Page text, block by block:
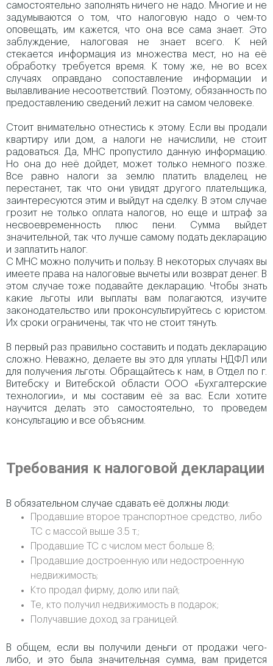
самостоятельно заполнять ничего не надо. Многие и не
задумываются о том, что налоговую надо о чем-то
оповещать, им кажется, что она все сама знает. Это
заблуждение, налоговая не знает всего. К ней
стекается информация из множества мест, но на её
обработку требуется время. К тому же, не во всех
случаях оправдано сопоставление информации и
вылавливание несоответствий. Поэтому, обязанность по
предоставлению сведений лежит на самом человеке.
Стоит внимательно отнестись к этому. Если вы продали
квартиру или дом, а налоги не начислили, не стоит
радоваться. Да, МНС пропустило данную информацию.
Но она до неё дойдет, может только немного позже.
Все равно налоги за землю платить владелец не
перестанет, так что они увидят другого плательщика,
заинтересуются этим и выйдут на сделку. В этом случае
грозит не только оплата налогов, но еще и штраф за
несвоевременность плюс пени. Сумма выйдет
значительной, так что лучше самому подать декларацию
и заплатить налог.
С МНС можно получить и пользу. В некоторых случаях вы
имеете права на налоговые вычеты или возврат денег. В
этом случае тоже подавайте декларацию. Чтобы знать
какие льготы или выплаты вам полагаются, изучите
законодательство или проконсультируйтесь с юристом.
Их сроки ограничены, так что не стоит тянуть.
В первый раз правильно составить и подать декларацию
сложно. Неважно, делаете вы это для уплаты НДФЛ или
для получения льготы. Обращайтесь к нам, в Отдел по г.
Витебску и Витебской области ООО «Бухгалтерские
технологии», и мы составим её за вас. Если хотите
научится делать это самостоятельно, то проведем
консультацию и все объясним.
Требования к налоговой декларации
В обязательном случае сдавать её должны люди:
Продавшие второе транспортное средство, либо
ТС с массой выше 3.5 т.;
Продавшие ТС с числом мест больше 8;
Продавшие достроенную или недостроенную
недвижимость;
Кто продал фирму, долю или пай;
Те, кто получил недвижимость в подарок;
Получавшие доход за границей.
В общем, если вы получили деньги от продажи чего-
либо, и это была значительная сумма, вам придется